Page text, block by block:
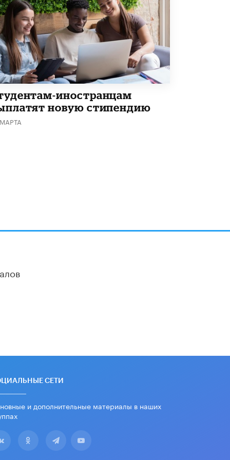
В Минобрнауки рассказали о новых
правилах приема в аспирантуру
1 ИЮНЯ /КАЧЕСТВО ОБРАЗОВАНИЯ
иностранцам
новую стипендию
СЕТИ
и дополнительные материалы в наших